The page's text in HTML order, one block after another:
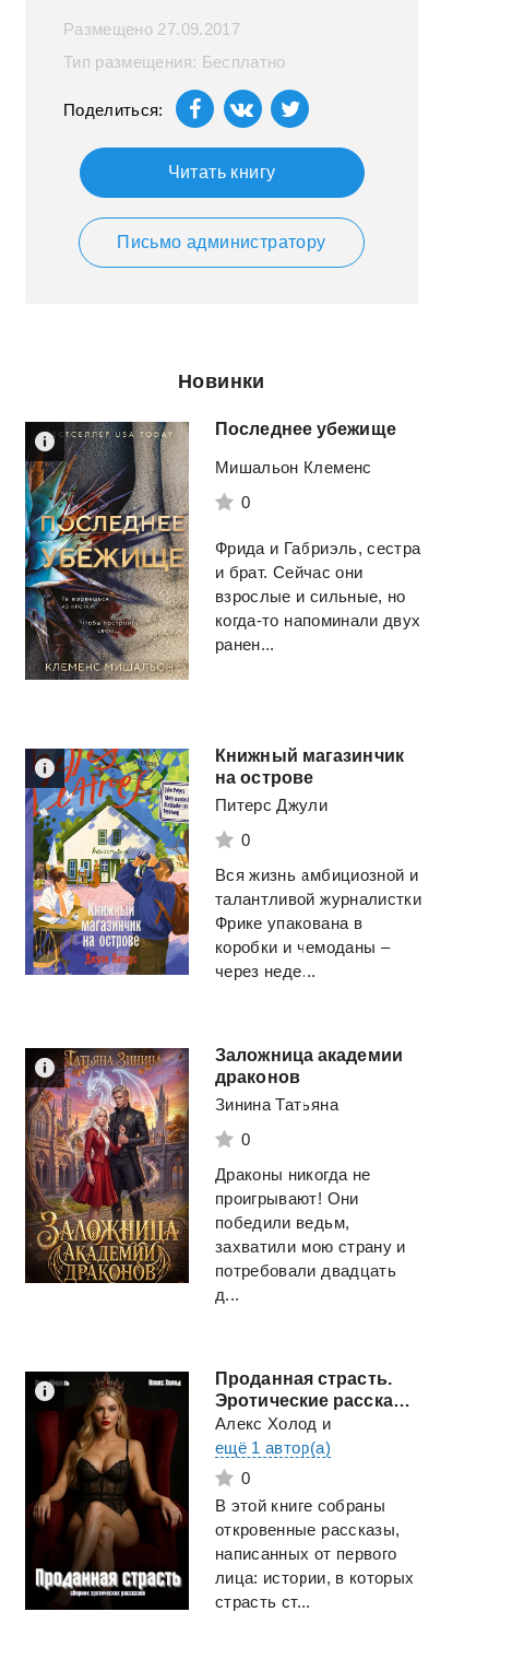
Размещено 27.09.2017
Тип размещения: Бесплатно
Поделиться:
Читать книгу
Письмо администратору
Новинки
Последнее убежище
Мишальон Клеменс
0
Фрида и Габриэль, сестра
и брат. Сейчас они
взрослые и сильные, но
когда-то напоминали двух
ранен...
Книжный магазинчик
на острове
Питерс Джули
0
Вся жизнь амбициозной и
талантливой журналистки
Фрике упакована в
коробки и чемоданы –
через неде...
Заложница академии
драконов
Зинина Татьяна
0
Драконы никогда не
проигрывают! Они
победили ведьм,
захватили мою страну и
потребовали двадцать
д...
Проданная страсть.
Эротические рассказы о сделках и желаниях
Алекс Холод и
ещё 1 автор(а)
0
В этой книге собраны
откровенные рассказы,
написанных от первого
лица: истории, в которых
страсть ст...